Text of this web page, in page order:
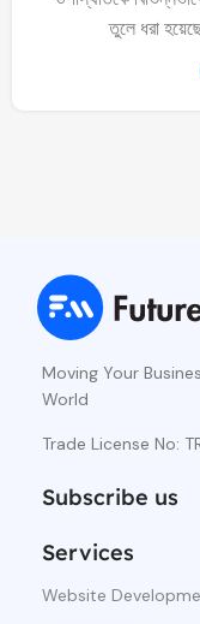
তুলে ধরা
Moving Your
World
Trade License No:
Subscribe us
Services
Website